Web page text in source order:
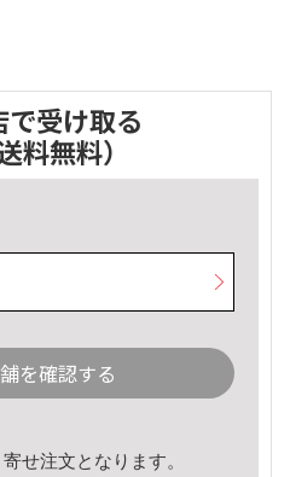
で受け取る
送料無料）
を確認する
せ注文となります。